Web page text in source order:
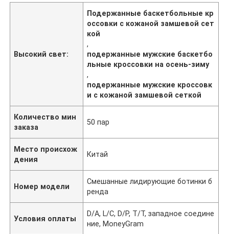
Высокий свет:
Подержанные баскетбольные кр
оссовки с кожаной замшевой сет
кой
,
подержанные мужские баскетбо
льные кроссовки на осень-зиму
,
подержанные мужские кроссовк
и с кожаной замшевой сеткой
Количество мин
заказа
50 пар
Место происхож
дения
Китай
Номер модели
Смешанные лидирующие ботинки б
ренда
Условия оплаты
D/A, L/C, D/P, T/T, западное соедине
ние, MoneyGram